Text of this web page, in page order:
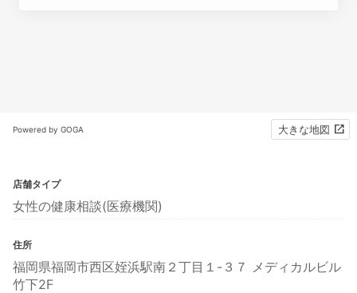
Powered by GOGA 大きな地図
店舗タイプ
女性の健康相談(医療機関)
住所
福岡県福岡市西区姪浜駅南２丁目１-３７ メディカルビル
竹下2F